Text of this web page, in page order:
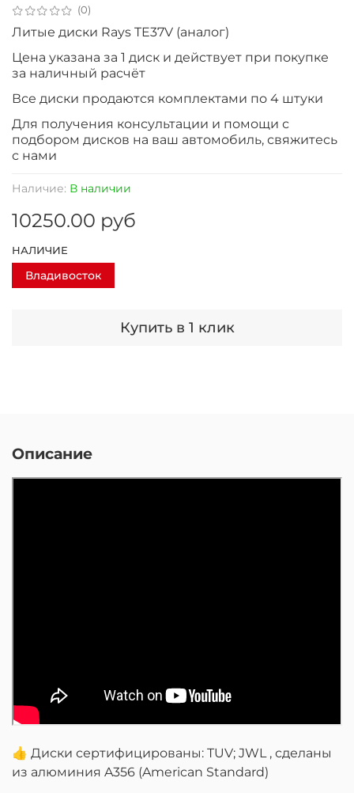
(0)
Наличие: В наличии
10250.00 руб
Купить в 1 клик
НАЛИЧИЕ
Владивосток
Литые диски Rays TE37V (аналог)
Цена указана за 1 диск и действует при покупке
за наличный расчёт
Все диски продаютcя комплектами по 4 штуки
Для получения консультации и помощи с
подбором дисков на ваш автомобиль, свяжитесь
с нами
Описание
👍 Диски сертифицированы: TUV; JWL , сделаны
из алюминия A356 (American Standard)